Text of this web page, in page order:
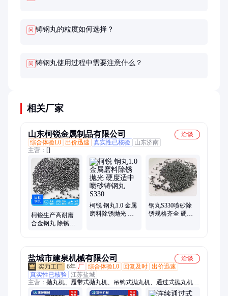
问 铸钢丸的粒度如何选择？
问 铸钢丸使用过程中需要注意什么？
相关厂家
山东柯锐金属制品有限公司
洽谈
综合体验L0 出价迅速 真实性已核验
山东济南
主营： []
柯锐生产高耐磨
合金钢丸 除锈抛
柯锐 钢丸1.0 金属
磨料除锈抛光 硬
钢丸S330喷砂除
锈规格齐全 硬度
盐城市建泉机械有限公司
洽谈
6年 厂 综合体验L0 回复及时 出价迅速
真实性已核验 江苏盐城
主营： 抛丸机、履带式抛丸机、吊钩式抛丸机、通过式抛丸机、
喷砂房